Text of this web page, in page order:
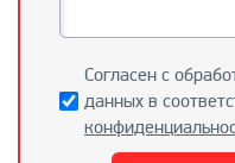
Согласен с
данных в